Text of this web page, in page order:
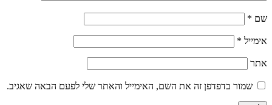
שם *
אימייל *
אתר
שמור בדפדפן זה את השם, האימייל והאתר שלי לפעם הבאה שאגיב.